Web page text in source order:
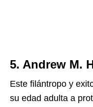
5. Andrew M.
Este filántropo y
su edad adulta a